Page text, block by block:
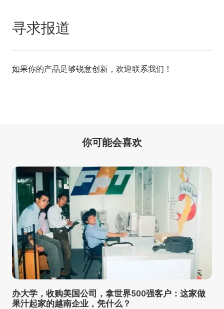
寻求报道
如果你的产品足够锐意创新，欢迎联系我们 ！
你可能会喜欢
办大学，收购美国公司，拿世界500强客户：这家做
果汁起家的越南企业，凭什么？